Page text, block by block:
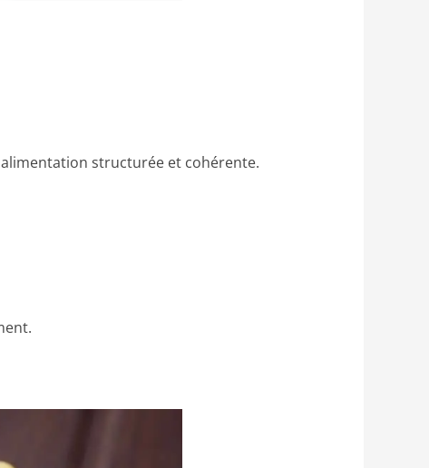
structurée et cohérente.